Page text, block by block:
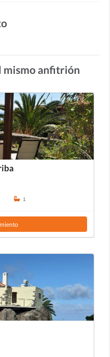
mismo anfitrión
1